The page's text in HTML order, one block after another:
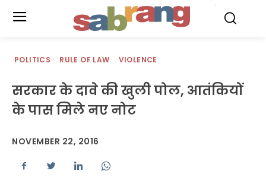
POLITICS RULE OF LAW VIOLENCE
सरकार के दावे की खुली पोल, आतंकियों
के पास मिले नए नोट
NOVEMBER 22, 2016